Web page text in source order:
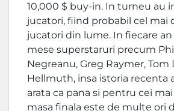
10,000 $ buy-in. In turneu au
jucatori, fiind probabil cel mai
jucatori din lume. In fiecare
mese superstaruri precum
Negreanu, Greg Raymer, Tom
Hellmuth, insa istoria recenta
arata ca pana si pentru cei
masa finala este de multe ori